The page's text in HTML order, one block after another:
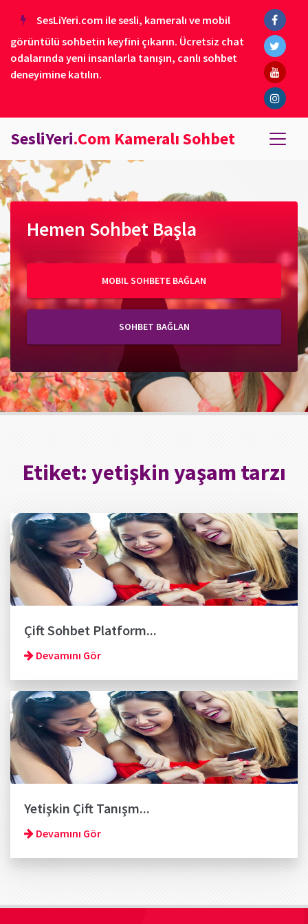
SesLiYeri.com ile sesli, kameralı ve mobil
görüntülü sohbetin keyfini çıkarın. Ücretsiz chat
odalarında yeni insanlarla tanışın, canlı sohbet
deneyimine katılın.
SesliYeri.Com Kameralı Sohbet
Hemen Sohbet Başla
MOBIL SOHBETE BAĞLAN
SOHBET BAĞLAN
Etiket: yetişkin yaşam tarzı
Çift Sohbet Platform...
Devamını Gör
Yetişkin Çift Tanışm...
Devamını Gör